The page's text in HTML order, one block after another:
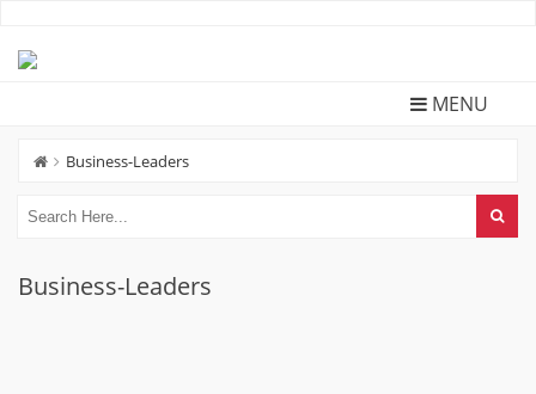
content
MENU
Business-Leaders
Business-Leaders